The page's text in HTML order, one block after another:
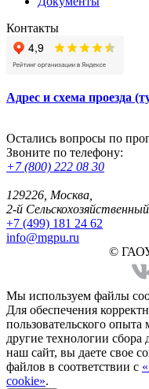
Контакты
Адрес и схема проезда
Остались вопросы по
Звоните по телефону:
+7 (800) 222 08 30
129226, Москва,
2-й
+7 (499) 181 24 62
info@mgpu.ru
©
Мы используем файлы
Для обеспечения
пользовательского
другие технологии
наш сайт, вы даете свое
файлов в соответствии с
cookie».